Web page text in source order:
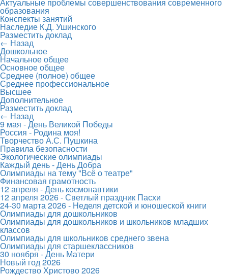
образования
Конспекты занятий
Наследие К.Д. Ушинского
Разместить доклад
← Назад
Дошкольное
Начальное общее
Основное общее
Среднее (полное) общее
Среднее профессиональное
Высшее
Дополнительное
Разместить доклад
← Назад
9 мая - День Великой Победы
Россия - Родина моя!
Творчество А.С. Пушкина
Правила безопасности
Экологические олимпиады
Каждый день - День Добра
Олимпиады на тему "Всё о театре"
Финансовая грамотность
12 апреля - День космонавтики
12 апреля 2026 - Светлый праздник Пасхи
24-30 марта 2026 - Неделя детской и юношеской книги
Олимпиады для дошкольников
Олимпиады для дошкольников и школьников младших
классов
Олимпиады для школьников среднего звена
Олимпиады для старшеклассников
30 ноября - День Матери
Новый год 2026
Рождество Христово 2026